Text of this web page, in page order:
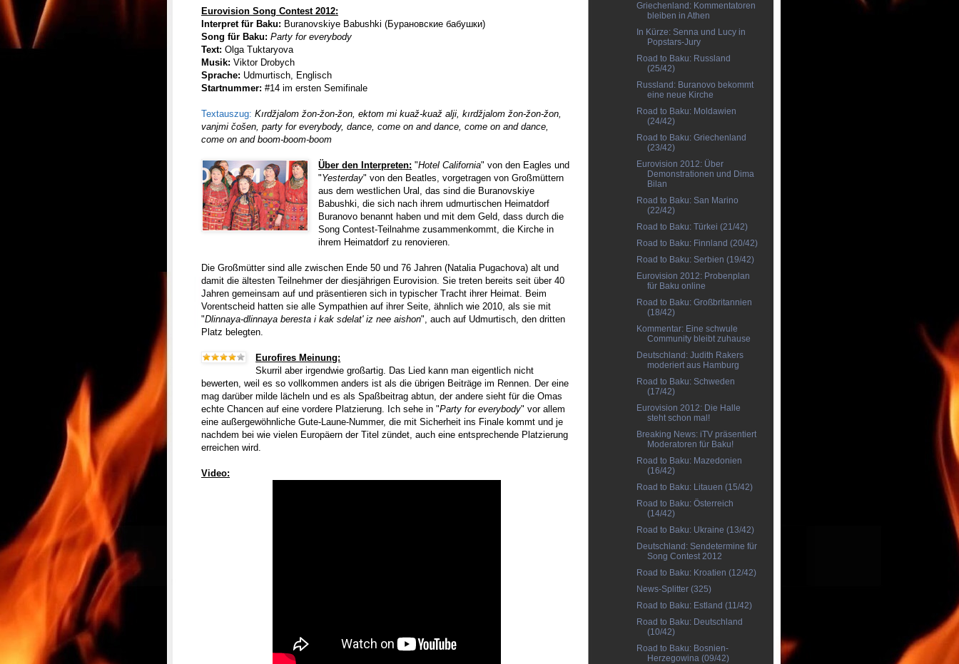
Eurovision Song Contest 2012:
Interpret für Baku: Buranovskiye Babushki (Бурановские бабушки)
Song für Baku: Party for everybody
Text: Olga Tuktaryova
Musik: Viktor Drobych
Sprache: Udmurtisch, Englisch
Startnummer: #14 im ersten Semifinale
Textauszug: Kırdžjalom žon-žon-žon, ektom mi kuaž-kuaž alji, kırdžjalom žon-žon-žon,
vanjmi čošen, party for everybody, dance, come on and dance, come on and dance,
come on and boom-boom-boom
Über den Interpreten: "Hotel California" von den Eagles und
"Yesterday" von den Beatles, vorgetragen von Großmüttern
aus dem westlichen Ural, das sind die Buranovskiye
Babushki, die sich nach ihrem udmurtischen Heimatdorf
Buranovo benannt haben und mit dem Geld, dass durch die
Song Contest-Teilnahme zusammenkommt, die Kirche in
ihrem Heimatdorf zu renovieren.
Die Großmütter sind alle zwischen Ende 50 und 76 Jahren (Natalia Pugachova) alt und
damit die ältesten Teilnehmer der diesjährigen Eurovision. Sie treten bereits seit über 40
Jahren gemeinsam auf und präsentieren sich in typischer Tracht ihrer Heimat. Beim
Vorentscheid hatten sie alle Sympathien auf ihrer Seite, ähnlich wie 2010, als sie mit
"Dlinnaya-dlinnaya beresta i kak sdelat' iz nee aishon", auch auf Udmurtisch, den dritten
Platz belegten.
Eurofires Meinung:
Skurril aber irgendwie großartig. Das Lied kann man eigentlich nicht
bewerten, weil es so vollkommen anders ist als die übrigen Beiträge im Rennen. Der eine
mag darüber milde lächeln und es als Spaßbeitrag abtun, der andere sieht für die Omas
echte Chancen auf eine vordere Platzierung. Ich sehe in "Party for everybody" vor allem
eine außergewöhnliche Gute-Laune-Nummer, die mit Sicherheit ins Finale kommt und je
nachdem bei wie vielen Europäern der Titel zündet, auch eine entsprechende Platzierung
erreichen wird.
Video:
Griechenland: Kommentatoren
bleiben in Athen
In Kürze: Senna und Lucy in
Popstars-Jury
Road to Baku: Russland
(25/42)
Russland: Buranovo bekommt
eine neue Kirche
Road to Baku: Moldawien
(24/42)
Road to Baku: Griechenland
(23/42)
Eurovision 2012: Über
Demonstrationen und Dima
Bilan
Road to Baku: San Marino
(22/42)
Road to Baku: Türkei (21/42)
Road to Baku: Finnland (20/42)
Road to Baku: Serbien (19/42)
Eurovision 2012: Probenplan
für Baku online
Road to Baku: Großbritannien
(18/42)
Kommentar: Eine schwule
Community bleibt zuhause
Deutschland: Judith Rakers
moderiert aus Hamburg
Road to Baku: Schweden
(17/42)
Eurovision 2012: Die Halle
steht schon mal!
Breaking News: iTV präsentiert
Moderatoren für Baku!
Road to Baku: Mazedonien
(16/42)
Road to Baku: Litauen (15/42)
Road to Baku: Österreich
(14/42)
Road to Baku: Ukraine (13/42)
Deutschland: Sendetermine für
Song Contest 2012
Road to Baku: Kroatien (12/42)
News-Splitter (325)
Road to Baku: Estland (11/42)
Road to Baku: Deutschland
(10/42)
Road to Baku: Bosnien-
Herzegowina (09/42)